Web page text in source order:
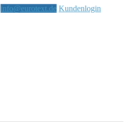
info@eurotext.de Kundenlogin